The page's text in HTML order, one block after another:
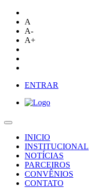
A
A-
A+
ENTRAR
INICIO
INSTITUCIONAL
NOTÍCIAS
PARCEIROS
CONVÊNIOS
CONTATO